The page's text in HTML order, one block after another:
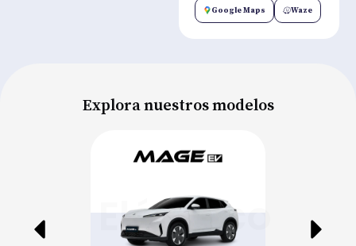
Google Maps Waze
Explora nuestros modelos
Eléctrico